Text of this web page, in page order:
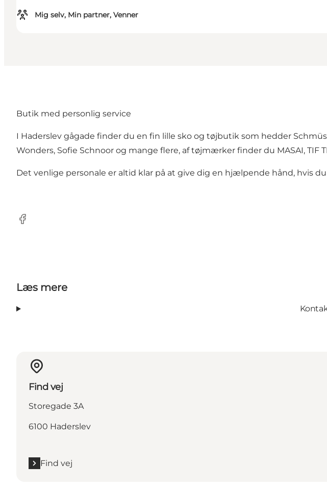
Mig selv, Min partner, Venner
Butik med personlig service
I Haderslev gågade finder du en fin lille sko og tøjbutik som hedder
Wonders, Sofie Schnoor og mange flere, af tøjmærker finder du MASAI, TIF
Det venlige personale er altid klar på at give dig en hjælpende hånd, hvis
Facebook
Læs mere
Find vej
Storegade 3A
6100 Haderslev
Find vej